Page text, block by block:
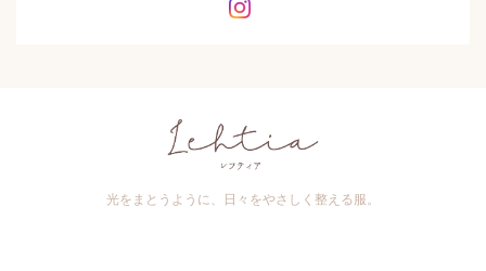
光をまとうように、日々をやさしく整える服。